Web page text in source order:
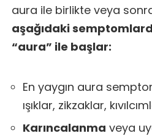
aura ile birlikte veya
aşağıdaki
“aura” ile başlar:
En yaygın aura
ışıklar, zikzaklar,
Karıncalanma veya